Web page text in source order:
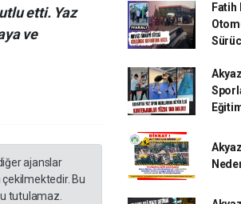
etti. Yaz
ve
ajanslar
Bu
tutulamaz.